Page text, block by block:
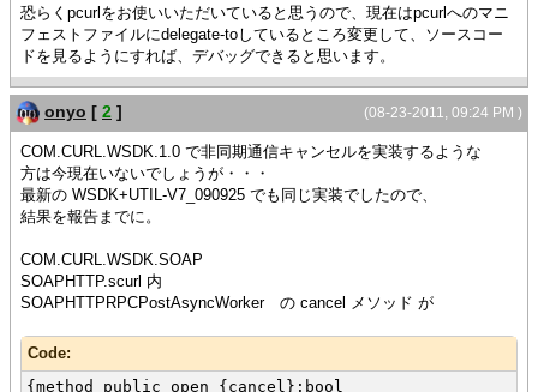
恐らくpcurlをお使いいただいていると思うので、現在はpcurlへのマニ
フェストファイルにdelegate-toしているところ変更して、ソースコー
ドを見るようにすれば、デバッグできると思います。
(08-23-2011, 09:24 PM )
onyo [ 2 ]
COM.CURL.WSDK.1.0 で非同期通信キャンセルを実装するような
方は今現在いないでしょうが・・・
最新の WSDK+UTIL-V7_090925 でも同じ実装でしたので、
結果を報告までに。
COM.CURL.WSDK.SOAP
SOAPHTTP.scurl 内
SOAPHTTPRPCPostAsyncWorker の cancel メソッド が
Code:
{method public open {cancel}:bool